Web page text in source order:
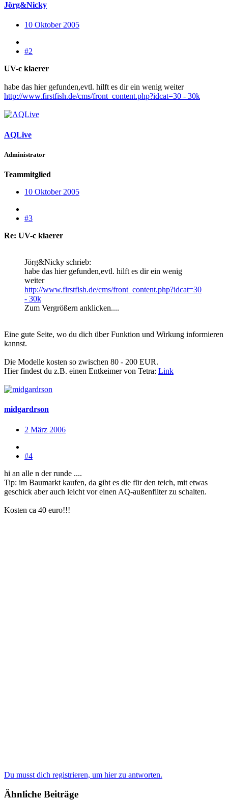
Jörg&Nicky
10 Oktober 2005
#2
UV-c klaerer
habe das hier gefunden,evtl. hilft es dir ein wenig weiter
http://www.firstfish.de/cms/front_content.php?idcat=30 - 30k
AQLive
Administrator
Teammitglied
10 Oktober 2005
#3
Re: UV-c klaerer
Jörg&Nicky schrieb:
habe das hier gefunden,evtl. hilft es dir ein wenig
weiter
http://www.firstfish.de/cms/front_content.php?idcat=30
- 30k
Zum Vergrößern anklicken....
Eine gute Seite, wo du dich über Funktion und Wirkung informieren
kannst.
Die Modelle kosten so zwischen 80 - 200 EUR.
Hier findest du z.B. einen Entkeimer von Tetra: Link
midgardrson
2 März 2006
#4
hi an alle n der runde ....
Tip: im Baumarkt kaufen, da gibt es die für den teich, mit etwas
geschick aber auch leicht vor einen AQ-außenfilter zu schalten.
Kosten ca 40 euro!!!
Du musst dich registrieren, um hier zu antworten.
Ähnliche Beiträge